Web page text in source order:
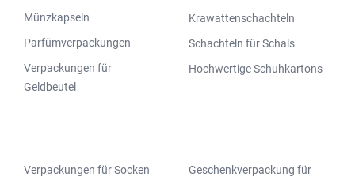
Münzkapseln
Parfümverpackungen
Verpackungen für
Geldbeutel
Krawattenschachteln
Schachteln für Schals
Hochwertige Schuhkartons
Verpackungen für Socken
Geschenkverpackung für